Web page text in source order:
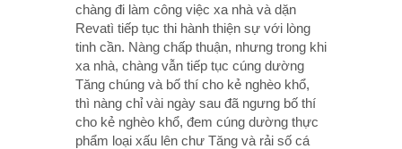
chàng đi làm công việc xa nhà và dặn
Revatì tiếp tục thi hành thiện sự với lòng
tinh cần. Nàng chấp thuận, nhưng trong khi
xa nhà, chàng vẫn tiếp tục cúng dường
Tăng chúng và bố thí cho kẻ nghèo khổ,
thì nàng chỉ vài ngày sau đã ngưng bố thí
cho kẻ nghèo khổ, đem cúng dường thực
phẩm loại xấu lên chư Tăng và rải số cá